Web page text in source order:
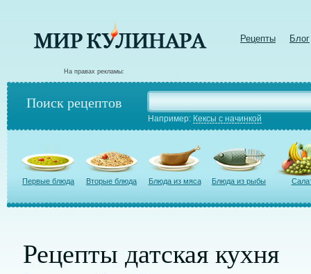
Рецепты Блог
На правах рекламы:
Поиск рецептов
Например: Кексы с начинкой
Первые блюда Вторые блюда Блюда из мяса Блюда из рыбы
Рецепты датская кухня